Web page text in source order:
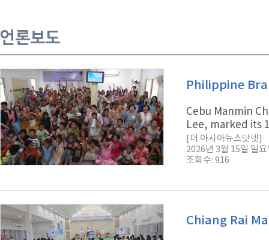
언론보도
Philippine
Cebu Manmin
Lee, marked its
[더 아시아뉴스닷넷]
2026년 3월 15일 일요
조회수: 916
Chiang Rai